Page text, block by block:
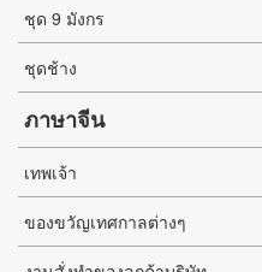
ชุด 9 มังกร
ชุดช้าง
ภาษาจีน
เทพเจ้า
ของขวัญเทศกาลต่างๆ